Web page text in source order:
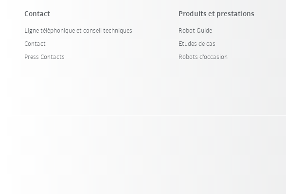
Contact
Ligne téléphonique et conseil techniques
Contact
Press Contacts
Produits et prestations
Robot Guide
Etudes de cas
Robots d'occasion